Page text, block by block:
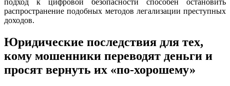
распространение подобных методов легализации преступных
доходов.
Юридические последствия для тех,
кому мошенники переводят деньги и
просят вернуть их «по-хорошему»